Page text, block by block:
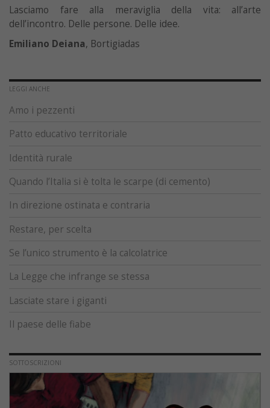
Lasciamo fare alla meraviglia della vita: all’arte
dell’incontro. Delle persone. Delle idee.
Emiliano Deiana, Bortigiadas
LEGGI ANCHE
Amo i pezzenti
Patto educativo territoriale
Identità rurale
Quando l’Italia si è tolta le scarpe (di cemento)
In direzione ostinata e contraria
Restare, per scelta
Se l’unico strumento è la calcolatrice
La Legge che infrange se stessa
Lasciate stare i giganti
Il paese delle fiabe
SOTTOSCRIZIONI